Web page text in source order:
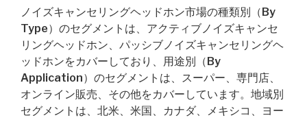
ノイズキャンセリングヘッドホン市場の種類別（By
Type）のセグメントは、アクティブノイズキャンセ
リングヘッドホン、パッシブノイズキャンセリングヘ
ッドホンをカバーしており、用途別（By
Application）のセグメントは、スーパー、専門店、
オンライン販売、その他をカバーしています。地域別
セグメントは、北米、米国、カナダ、メキシコ、ヨー